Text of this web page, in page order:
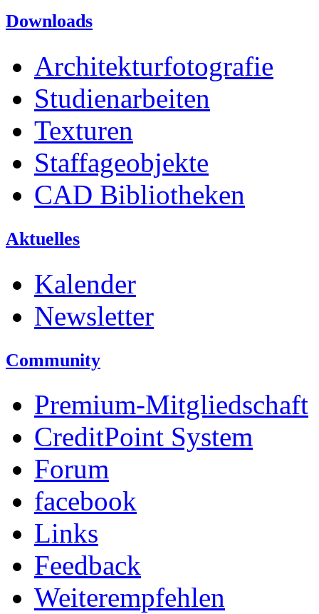
Downloads
Architekturfotografie
Studienarbeiten
Texturen
Staffageobjekte
CAD Bibliotheken
Aktuelles
Kalender
Newsletter
Community
Premium-Mitgliedschaft
CreditPoint System
Forum
facebook
Links
Feedback
Weiterempfehlen